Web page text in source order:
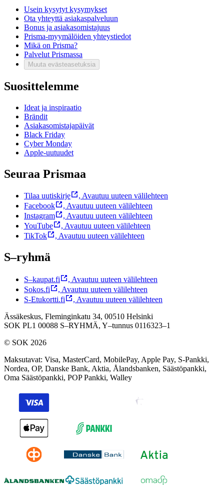
Usein kysytyt kysymykset
Ota yhteyttä asiakaspalveluun
Bonus ja asiakasomistajuus
Prisma-myymälöiden yhteystiedot
Mikä on Prisma?
Palvelut Prismassa
Muuta evästeasetuksia
Suosittelemme
Ideat ja inspiraatio
Brändit
Asiakasomistajapäivät
Black Friday
Cyber Monday
Apple-uutuudet
Seuraa Prismaa
Tilaa uutiskirje , Avautuu uuteen välilehteen
Facebook
, Avautuu uuteen välilehteen
Instagram
, Avautuu uuteen välilehteen
YouTube
, Avautuu uuteen välilehteen
TikTok
, Avautuu uuteen välilehteen
S–ryhmä
S–kaupat.fi , Avautuu uuteen välilehteen
Sokos.fi
, Avautuu uuteen välilehteen
S-Etukortti.fi
, Avautuu uuteen välilehteen
Ässäkeskus, Fleminginkatu 34, 00510 Helsinki
SOK PL1 00088 S–RYHMÄ, Y–tunnus 0116323–1
© SOK 2026
Maksutavat: Visa, MasterCard, MobilePay, Apple Pay, S-Pankki,
Nordea, OP, Danske Bank, Aktia, Ålandsbanken, Säästöpankki,
Oma Säästöpankki, POP Pankki, Walley